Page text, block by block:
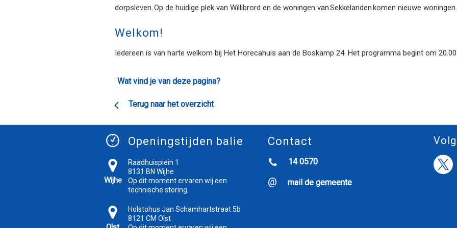
dorpsleven. Op de huidige plek van Willibrord en de woningen van Sekkelanden komen nieuwe woningen.
Welkom!
Iedereen is van harte welkom bij Het Horecahuis aan de Boskamp 24. Het programma begint om 20.00
Wat vind je van deze pagina?
Terug naar het overzicht
Openingstijden balie
Wijhe
Raadhuisplein 1
8131 BN Wijhe
Op dit moment ervaren wij een
technische storing.
Holstohus Jan Schamhartstraat 5b
8121 CM Olst
Contact
14 0570
mail de gemeente